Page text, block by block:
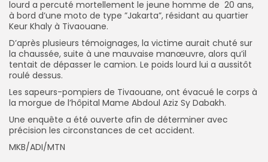
lourd a percuté mortellement le jeune homme de 20 ans,
à bord d’une moto de type ”Jakarta”, résidant au quartier
Keur Khaly à Tivaouane.
D’après plusieurs témoignages, la victime aurait chuté sur
la chaussée, suite à une mauvaise manœuvre, alors qu’il
tentait de dépasser le camion. Le poids lourd lui a aussitôt
roulé dessus.
Les sapeurs-pompiers de Tivaouane, ont évacué le corps à
la morgue de l’hôpital Mame Abdoul Aziz Sy Dabakh.
Une enquête a été ouverte afin de déterminer avec
précision les circonstances de cet accident.
MKB/ADI/MTN